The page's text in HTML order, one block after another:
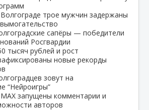
трое мужчин задержаны
сапёры — победители
Росгвардии
тысяч рублей и рост
новые рекорды
зовут на
“Нейроигры”
запущены комментарии и
авторов